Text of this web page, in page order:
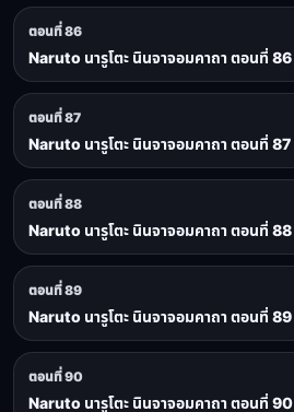
ตอนที่ 86
Naruto นารูโตะ นินจาจอมคาถา ตอนที่ 86
ตอนที่ 87
Naruto นารูโตะ นินจาจอมคาถา ตอนที่ 87
ตอนที่ 88
Naruto นารูโตะ นินจาจอมคาถา ตอนที่ 88
ตอนที่ 89
Naruto นารูโตะ นินจาจอมคาถา ตอนที่ 89
ตอนที่ 90
Naruto นารูโตะ นินจาจอมคาถา ตอนที่ 90